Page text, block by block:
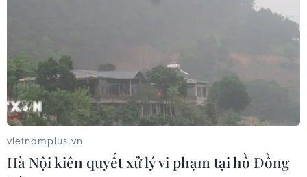
# Shinhwa Construction
#first ict
#sản phẩm chiếu sáng
#đèn led
#entech vietnam
Hàn Quốc
vietnamplus.vn
Hà Nội kiên quyết xử lý vi phạm tại hồ Đồng